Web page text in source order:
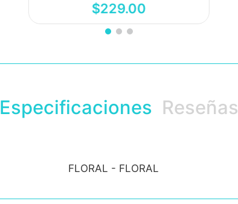
$229.00
Especificaciones Reseñas
FLORAL - FLORAL